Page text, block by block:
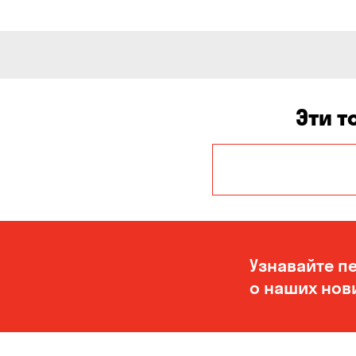
Эти
Белогородка
Вольное
Узнавайте
о наших